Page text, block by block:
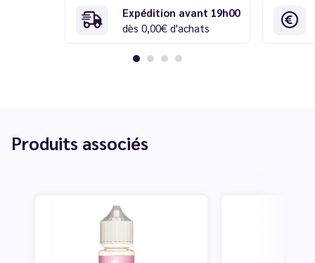
Expédition avant 19h00
dès 0,00€ d'achats
Produits associés